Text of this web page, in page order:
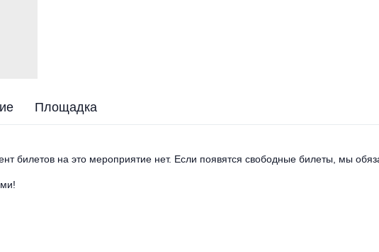
Площадка
билетов на это мероприятие нет. Если появятся свободные билеты, мы